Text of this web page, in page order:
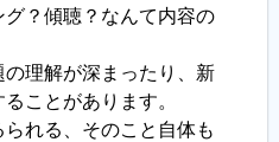
？傾聴？なんて内容の
理解が深まったり、新
ことがあります。
れる、そのこと自体も